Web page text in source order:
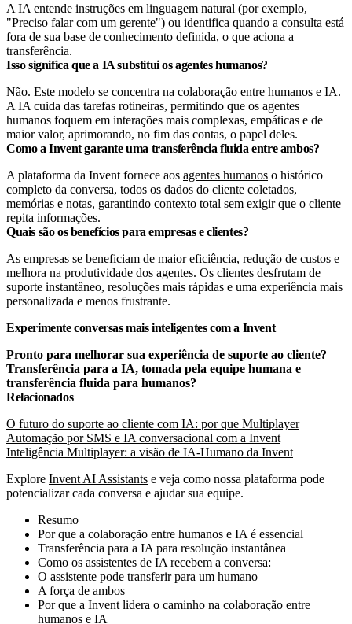
A IA entende instruções em linguagem natural (por exemplo,
"Preciso falar com um gerente") ou identifica quando a consulta está
fora de sua base de conhecimento definida, o que aciona a
transferência.
Isso significa que a IA substitui os agentes humanos?
Não. Este modelo se concentra na colaboração entre humanos e IA.
A IA cuida das tarefas rotineiras, permitindo que os agentes
humanos foquem em interações mais complexas, empáticas e de
maior valor, aprimorando, no fim das contas, o papel deles.
Como a Invent garante uma transferência fluida entre ambos?
A plataforma da Invent fornece aos agentes humanos o histórico
completo da conversa, todos os dados do cliente coletados,
memórias e notas, garantindo contexto total sem exigir que o cliente
repita informações.
Quais são os benefícios para empresas e clientes?
As empresas se beneficiam de maior eficiência, redução de custos e
melhora na produtividade dos agentes. Os clientes desfrutam de
suporte instantâneo, resoluções mais rápidas e uma experiência mais
personalizada e menos frustrante.
Experimente conversas mais inteligentes com a Invent
Pronto para melhorar sua experiência de suporte ao cliente?
Transferência para a IA, tomada pela equipe humana e
transferência fluida para humanos?
Relacionados
O futuro do suporte ao cliente com IA: por que Multiplayer
Automação por SMS e IA conversacional com a Invent
Inteligência Multiplayer: a visão de IA-Humano da Invent
Explore Invent AI Assistants e veja como nossa plataforma pode
potencializar cada conversa e ajudar sua equipe.
Resumo
Por que a colaboração entre humanos e IA é essencial
Transferência para a IA para resolução instantânea
Como os assistentes de IA recebem a conversa:
O assistente pode transferir para um humano
A força de ambos
Por que a Invent lidera o caminho na colaboração entre
humanos e IA